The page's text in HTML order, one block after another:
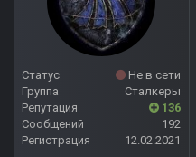
Статус
Не в сети
Группа
Сталкеры
Репутация
136
Сообщений
192
Регистрация
12.02.2021